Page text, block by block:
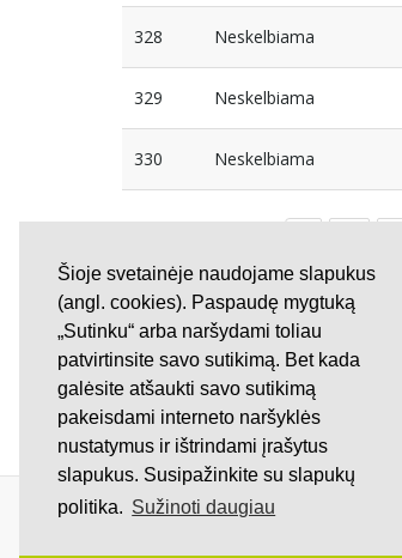
Šioje svetainėje naudojame slapukus
(angl. cookies). Paspaudę mygtuką
„Sutinku“ arba naršydami toliau
patvirtinsite savo sutikimą. Bet kada
galėsite atšaukti savo sutikimą
pakeisdami interneto naršyklės
nustatymus ir ištrindami įrašytus
slapukus. Susipažinkite su slapukų
politika. Sužinoti daugiau
328 Neskelbiama
329 Neskelbiama
330 Neskelbiama